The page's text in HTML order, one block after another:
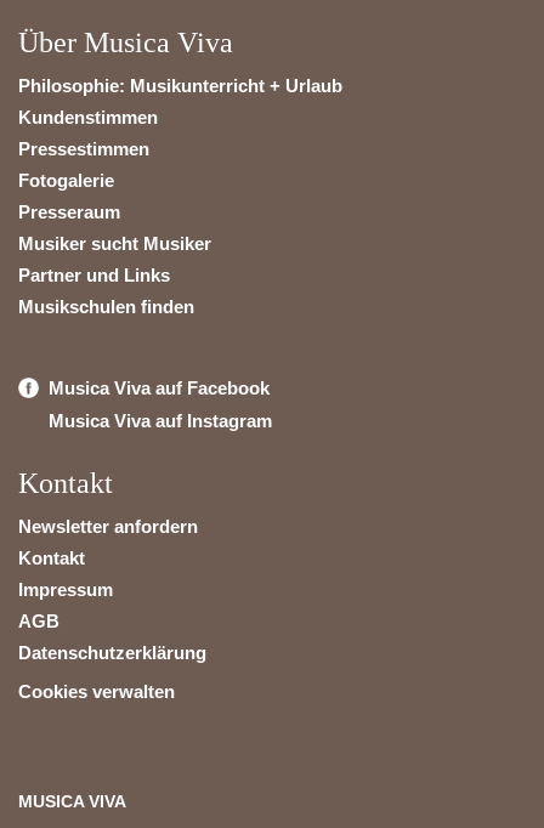
Über Musica Viva
Philosophie: Musikunterricht + Urlaub
Kundenstimmen
Pressestimmen
Fotogalerie
Presseraum
Musiker sucht Musiker
Partner und Links
Musikschulen finden
Musica Viva auf Facebook
Musica Viva auf Instagram
Kontakt
Newsletter anfordern
Kontakt
Impressum
AGB
Datenschutzerklärung
Cookies verwalten
MUSICA VIVA